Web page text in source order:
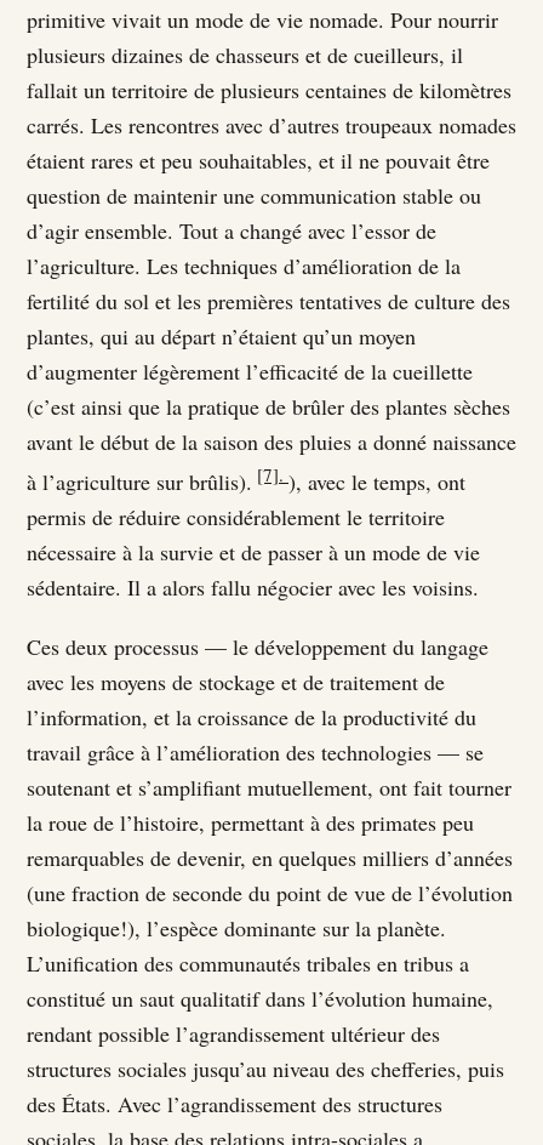
primitive vivait un mode de vie nomade. Pour nourrir
plusieurs dizaines de chasseurs et de cueilleurs, il
fallait un territoire de plusieurs centaines de kilomètres
carrés. Les rencontres avec d’autres troupeaux nomades
étaient rares et peu souhaitables, et il ne pouvait être
question de maintenir une communication stable ou
d’agir ensemble. Tout a changé avec l’essor de
l’agriculture. Les techniques d’amélioration de la
fertilité du sol et les premières tentatives de culture des
plantes, qui au départ n’étaient qu’un moyen
d’augmenter légèrement l’efficacité de la cueillette
(c’est ainsi que la pratique de brûler des plantes sèches
avant le début de la saison des pluies a donné naissance
à l’agriculture sur brûlis). [7]. ), avec le temps, ont
permis de réduire considérablement le territoire
nécessaire à la survie et de passer à un mode de vie
sédentaire. Il a alors fallu négocier avec les voisins.
Ces deux processus — le développement du langage
avec les moyens de stockage et de traitement de
l’information, et la croissance de la productivité du
travail grâce à l’amélioration des technologies — se
soutenant et s’amplifiant mutuellement, ont fait tourner
la roue de l’histoire, permettant à des primates peu
remarquables de devenir, en quelques milliers d’années
(une fraction de seconde du point de vue de l’évolution
biologique!), l’espèce dominante sur la planète.
L’unification des communautés tribales en tribus a
constitué un saut qualitatif dans l’évolution humaine,
rendant possible l’agrandissement ultérieur des
structures sociales jusqu’au niveau des chefferies, puis
des États. Avec l’agrandissement des structures